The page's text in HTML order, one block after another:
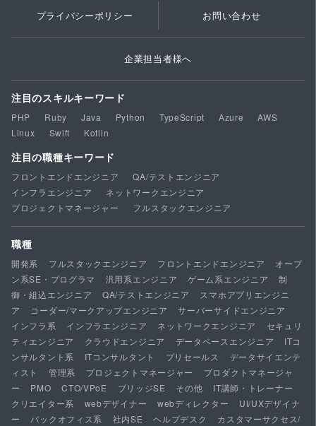
プライバシーポリシー お問い合わせ
企業担当者様へ
注目のスキルキーワード
PHP Ruby Java Python TypeScript Azure
AWS
Linux
Swift Kotlin
注目の職種キーワード
フロントエンドエンジニア
QA/テストエンジニア
インフラエンジニア
ネットワークエンジニア
プロジェクトマネージャー
フルスタックエンジニア
職種
開発系 フルスタックエンジニア フロントエンドエンジニア
オープ
ン系SE・プログラマ
汎用系エンジニア ゲーム系エンジニア
制
御・組込エンジニア
QA/テストエンジニア
スマホアプリエンジニ
ア
コーダー/マークアップエンジニア
サーバーサイドエンジニア
インフラ系
インフラエンジニア ネットワークエンジニア
セキュリ
ティエンジニア
クラウドエンジニア データベースエンジニア
ITコ
ンサルタント系
ITコンサルタント プリセールス
データサイエンテ
ィスト
管理系 プロジェクトマネージャー
プロダクトマネージャ
ー
PMO CTO/VPoE ブリッジSE その他
IT講師・トレーナー
クリエイター系
webデザイナー webディレクター
UI/UXデザイナ
ー
バックオフィス系 社内SE ヘルプデスク
カスタマーサクセス/